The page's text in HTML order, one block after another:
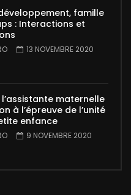
famille
: Interactions et
13 NOVEMBRE 2020
maternelle
à l’épreuve de l’unité
enfance
9 NOVEMBRE 2020